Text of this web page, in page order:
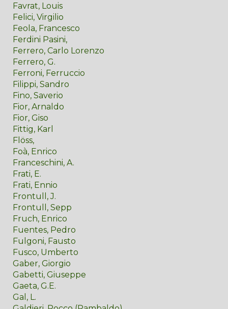
Favrat, Louis
Felici, Virgilio
Feola, Francesco
Ferdini Pasini,
Ferrero, Carlo Lorenzo
Ferrero, G.
Ferroni, Ferruccio
Filippi, Sandro
Fino, Saverio
Fior, Arnaldo
Fior, Giso
Fittig, Karl
Flöss,
Foà, Enrico
Franceschini, A.
Frati, E.
Frati, Ennio
Frontull, J.
Frontull, Sepp
Fruch, Enrico
Fuentes, Pedro
Fulgoni, Fausto
Fusco, Umberto
Gaber, Giorgio
Gabetti, Giuseppe
Gaeta, G.E.
Gal, L.